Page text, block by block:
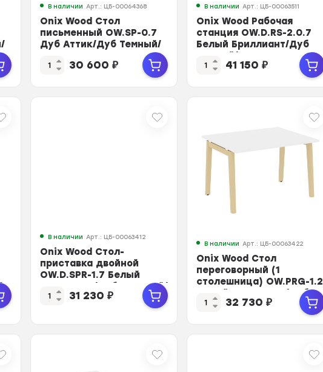
В наличии Арт.: ЦБ-00064368
Onix Wood Стол
письменный OW.SP-0.7
Дуб Аттик/Дуб Темный/
Металл Антрацит 780*...
30 600 ₽
В наличии Арт.: ЦБ-00063511
Onix Wood Рабочая
станция OW.D.RS-2.0.7
Белый Бриллиант/Дуб
Темный/Металл Ант...
41 150 ₽
В наличии Арт.: ЦБ-00063412
Onix Wood Стол-
приставка двойной
OW.D.SPR-1.7 Белый
Бриллиант/Дуб Светлый/
Мет... 31 230 ₽
В наличии Арт.: ЦБ-00063422
Onix Wood Стол
переговорный (1
столешница) OW.PRG-1.2
Белый Бриллиант/Дуб
Све...
32 730 ₽